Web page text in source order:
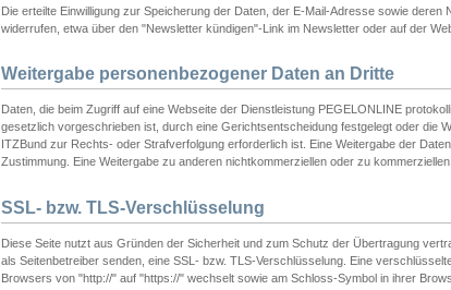
Die erteilte Einwilligung zur Speicherung der Daten, der E-Mail-Adresse sowie
widerrufen, etwa über den "Newsletter kündigen"-Link im Newsletter oder auf der
Weitergabe personenbezogener Daten an Dritte
Daten, die beim Zugriff auf eine Webseite der Dienstleistung PEGELONLINE
gesetzlich vorgeschrieben ist, durch eine Gerichtsentscheidung festgelegt oder die
ITZBund zur Rechts- oder Strafverfolgung erforderlich ist. Eine Weitergabe der
Zustimmung. Eine Weitergabe zu anderen nichtkommerziellen oder zu
SSL- bzw. TLS-Verschlüsselung
Diese Seite nutzt aus Gründen der Sicherheit und zum Schutz der Übertragung
als Seitenbetreiber senden, eine SSL- bzw. TLS-Verschlüsselung. Eine
Browsers von "http://" auf "https://" wechselt sowie am Schloss-Symbol in ihrer